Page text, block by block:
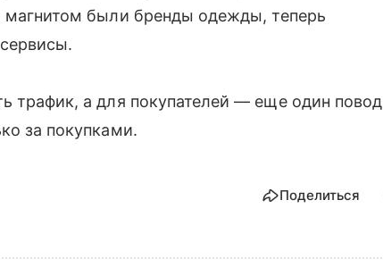
магнитом были бренды одежды, теперь
трафик, а для покупателей — еще один повод
за покупками.
Поделиться